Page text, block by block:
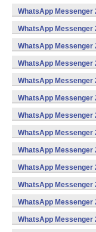
WhatsApp Messenger
WhatsApp Messenger
WhatsApp Messenger
WhatsApp Messenger
WhatsApp Messenger
WhatsApp Messenger
WhatsApp Messenger
WhatsApp Messenger
WhatsApp Messenger
WhatsApp Messenger
WhatsApp Messenger
WhatsApp Messenger
WhatsApp Messenger